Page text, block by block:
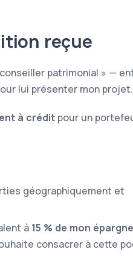
reçue
conseiller patrimonial
—
lui présenter mon projet.
à crédit pour un
géographiquement et
à 15 % de mon
consacrer à cette